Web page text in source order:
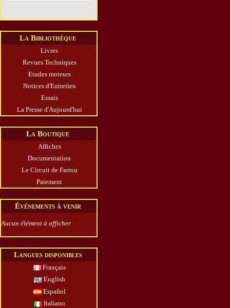
La Bibliothèque
Livres
Revues Techniques
Etudes moteurs
Notices d'Entretien
Essais
La Presse d'Aujourd'hui
La Boutique
Affiches
Documentation
Le Circuit de Farrou
Paiement
Événements à venir
Aucun élément à afficher
Langues disponibles
Français
English
Español
Italiano